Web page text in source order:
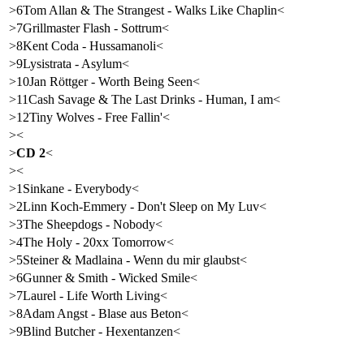
>6Tom Allan & The Strangest - Walks Like Chaplin<
>7Grillmaster Flash - Sottrum<
>8Kent Coda - Hussamanoli<
>9Lysistrata - Asylum<
>10Jan Röttger - Worth Being Seen<
>11Cash Savage & The Last Drinks - Human, I am<
>12Tiny Wolves - Free Fallin'<
><
>CD 2<
><
>1Sinkane - Everybody<
>2Linn Koch-Emmery - Don't Sleep on My Luv<
>3The Sheepdogs - Nobody<
>4The Holy - 20xx Tomorrow<
>5Steiner & Madlaina - Wenn du mir glaubst<
>6Gunner & Smith - Wicked Smile<
>7Laurel - Life Worth Living<
>8Adam Angst - Blase aus Beton<
>9Blind Butcher - Hexentanzen<